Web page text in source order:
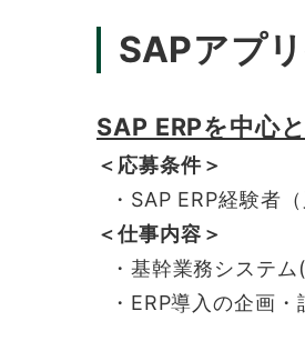
SAPアプ
SAP ERPを中心
＜応募条件＞
・SAP ERP経験者
＜仕事内容＞
・基幹業務システ
・ERP導入の企画・